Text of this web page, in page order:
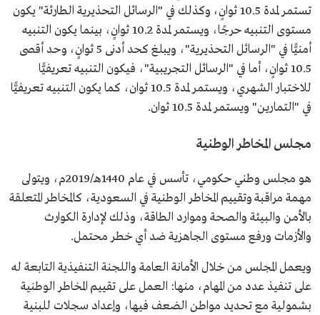
تستمر لمدة 10.5 ثوانٍ، وكذلك في "الرسائل التحذيرية الطارئة" يكون
مستوى التنبيه حرجًا، ويستمر لمدة 10.2 ثوانٍ، بينما يكون التنبيه
أمنيًّا في "الرسائل التحذيرية"، ويبلغ كحد أدنى 5 ثوانٍ، وحد أقصى
10.5 ثوانٍ، أما في "الرسائل التجريبية"، فيكون التنبيه تعريفيًّا
للاختبار الشهري، ويستمر لمدة 10.5 ثوان، كما يكون التنبيه تعريفيًّا
في "التمارين" ويستمر لمدة 10.5 ثوان.
مجلس المخاطر الوطنية
هو مجلس وطني حكومي، تأسس في عام 1440هـ/2019م، ويتولى
مهمة مراقبة وتقييم المخاطر الوطنية في السعودية، كالمخاطر المتعلقة
بالأمن والبيئة والصحة وموارد الطاقة، وذلك لإدارة الكوارث
والأزمات ورفع مستوى الجاهزية ضد أي خطر محتمل.
ويعمل المجلس من خلال الأمانة العامة واللجنة التنفيذية التابعة له
على تنفيذ عدد من المهام، منها: العمل على تقييم المخاطر الوطنية
بشمولية مع تحديد مواطن الضعف فيها، وإعداد سجلات للبنية